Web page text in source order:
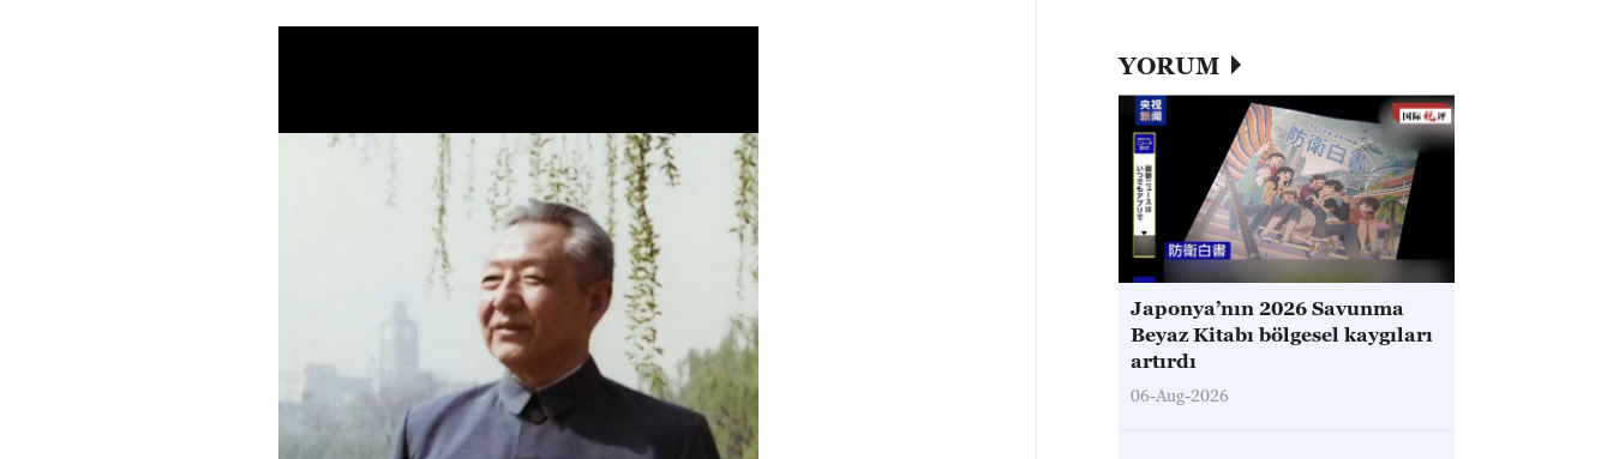
YORUM
Japonya’nın 2026 Savunma
Beyaz Kitabı bölgesel kaygıları
artırdı
06-Aug-2026